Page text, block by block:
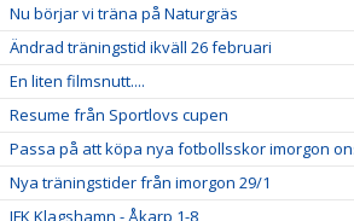
Nu börjar vi träna på Naturgräs
Ändrad träningstid ikväll 26 februari
En liten filmsnutt....
Resume från Sportlovs cupen
Passa på att köpa nya fotbollsskor imorgon
Nya träningstider från imorgon 29/1
IFK Klagshamn - Åkarp 1-8